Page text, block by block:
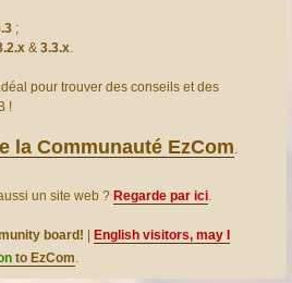
;
& 3.3.x.
pour trouver des conseils et des
!
la Communauté EzCom.
un site web ? Regarde par ici.
board!
English visitors, may I
to EzCom.